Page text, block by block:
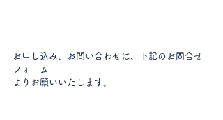
お申し込み、お問い合わせは、下記のお問合せ
フォーム
よりお願いいたします。